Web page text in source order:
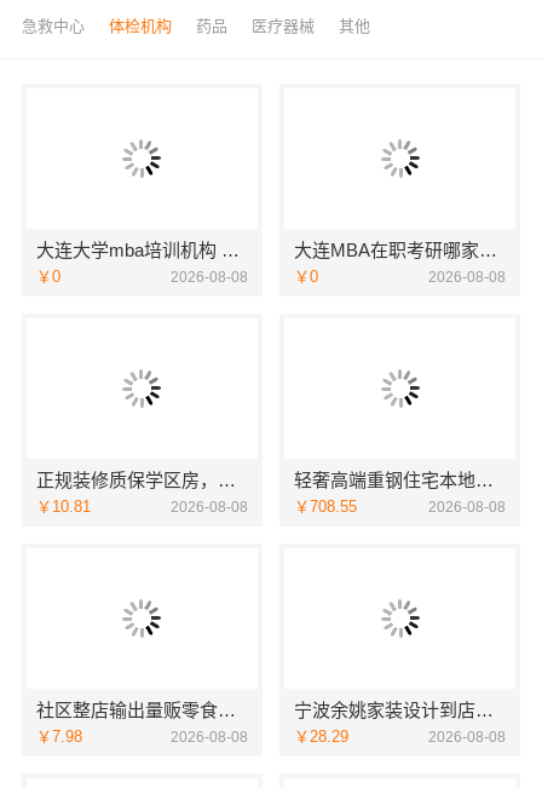
急救中心 体检机构 药品 医疗器械 其他
大连大学mba培训机构 社科赛斯MBA考研专业辅导机构
￥0 2026-08-08
大连MBA在职考研哪家教学好-社科赛斯
￥0 2026-08-08
正规装修质保学区房，浙江臻美新型建材有限公司安心
￥10.81 2026-08-08
轻奢高端重钢住宅本地维保，云南晟构建筑建材有限公司贴心服务
￥708.55 2026-08-08
社区整店输出量贩零食适配全场景，河南零百味供应链有限公司
￥7.98 2026-08-08
宁波余姚家装设计到店咨询-宁波雅美和居建材科技
￥28.29 2026-08-08